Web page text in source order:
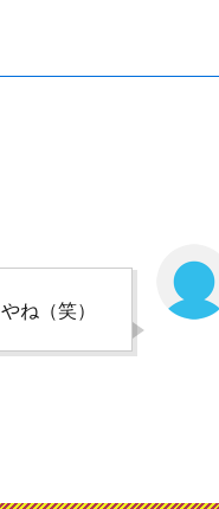
ね（笑）